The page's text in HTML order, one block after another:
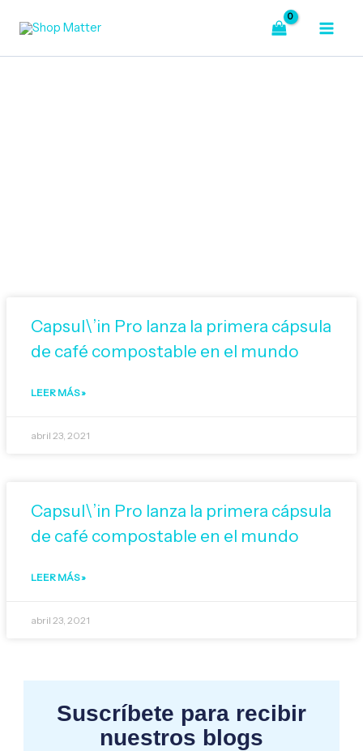
Capsul\’in Pro lanza la primera cápsula
de café compostable en el mundo
LEER MÁS »
abril 23, 2021
Capsul\’in Pro lanza la primera cápsula
de café compostable en el mundo
LEER MÁS »
abril 23, 2021
Suscríbete para recibir
nuestros blogs